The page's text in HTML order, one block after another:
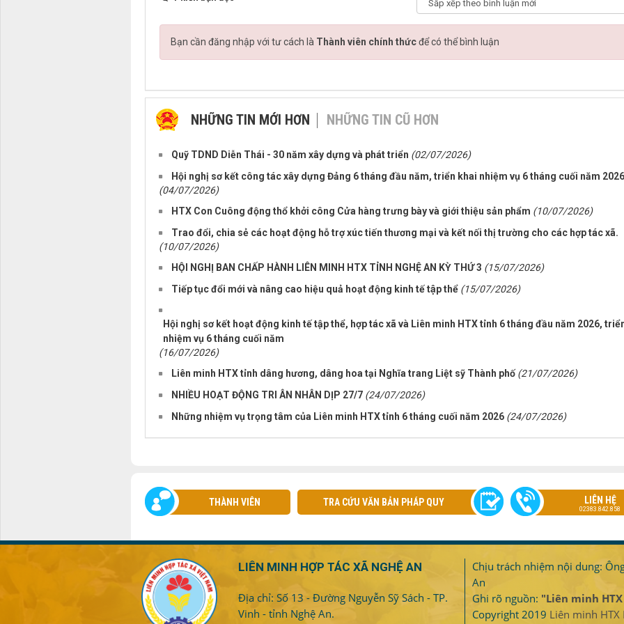
Bạn cần đăng nhập với tư cách là Thành viên chính thứcđể có thể bình luận
NHỮNG TIN MỚI HƠN NHỮNG TIN CŨ HƠN
Quỹ TDND Diễn Thái - 30 năm xây dựng và phát triển (02/07/2026)
Hội nghị sơ kết công tác xây dựng Đảng 6 tháng đầu năm, triển khai nhiệm vụ 6 tháng cuối năm 2026
(04/07/2026)
HTX Con Cuông động thổ khởi công Cửa hàng trưng bày và giới thiệu sản phẩm (10/07/2026)
Trao đổi, chia sẻ các hoạt động hỗ trợ xúc tiến thương mại và kết nối thị trường cho các hợp tác xã.
(10/07/2026)
HỘI NGHỊ BAN CHẤP HÀNH LIÊN MINH HTX TỈNH NGHỆ AN KỲ THỨ 3 (15/07/2026)
Tiếp tục đổi mới và nâng cao hiệu quả hoạt động kinh tế tập thể (15/07/2026)
Hội nghị sơ kết hoạt động kinh tế tập thể, hợp tác xã và Liên minh HTX tỉnh 6 tháng đầu năm 2026,
nhiệm vụ 6 tháng cuối năm
(16/07/2026)
Liên minh HTX tỉnh dâng hương, dâng hoa tại Nghĩa trang Liệt sỹ Thành phố (21/07/2026)
NHIỀU HOẠT ĐỘNG TRI ÂN NHÂN DỊP 27/7 (24/07/2026)
Những nhiệm vụ trọng tâm của Liên minh HTX tỉnh 6 tháng cuối năm 2026 (24/07/2026)
THÀNH VIÊN TRA CỨU VĂN BẢN PHÁP QUY LIÊN HỆ
02383.842.858
LIÊN MINH HỢP TÁC XÃ NGHỆ AN
Địa chỉ: Số 13 - Đường Nguyễn Sỹ Sách - TP.
Vinh - tỉnh Nghệ An.
Chịu trách nhiệm nội dung:
An
Ghi rõ nguồn: "Liên minh
Copyright 2019 Liên minh HTX